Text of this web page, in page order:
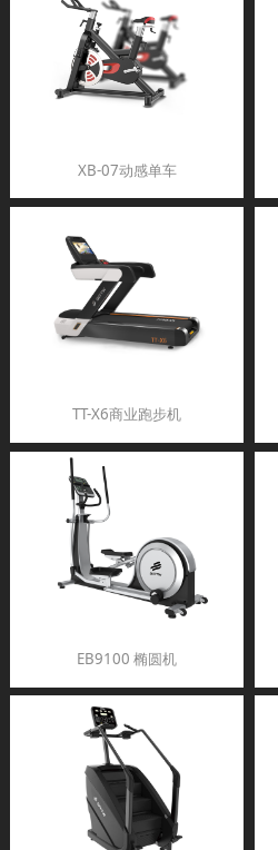
XB-07动感单车
TT-X6商业跑步机
EB9100 椭圆机